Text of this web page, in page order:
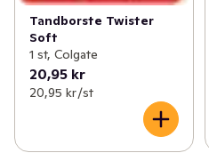
Tandborste Twister
Soft
1 st, Colgate
20,95 kr
20,95 kr /st